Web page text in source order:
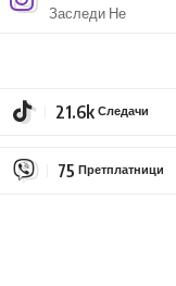
Заследи Не
21.6k Следачи
75 Претплатници